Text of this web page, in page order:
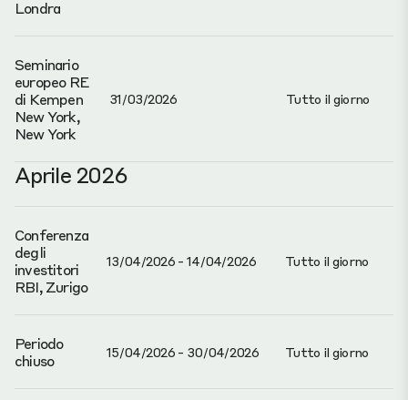
Londra
Seminario
europeo RE
di Kempen
New York,
New York
31/03/2026 Tutto il giorno
Aprile 2026
Conferenza
degli
investitori
RBI, Zurigo
13/04/2026 - 14/04/2026 Tutto il giorno
Periodo
chiuso
15/04/2026 - 30/04/2026 Tutto il giorno